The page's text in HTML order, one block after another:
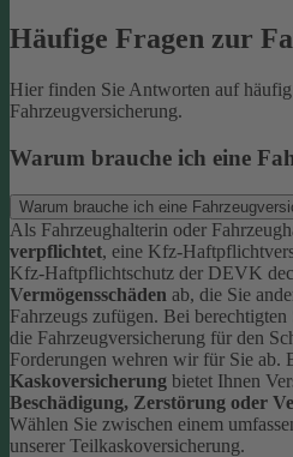
Häufige Fragen zur
Hier finden Sie Antworten auf
Fahrzeugversicherung.
Warum brauche ich eine
Warum brauche ich eine
Als Fahrzeughalterin oder
verpflichtet, eine Kfz-
Kfz-Haftpflichtschutz der DEVK
Vermögensschäden ab, die Sie
Fahrzeugs zufügen. Bei berechtigten
die Fahrzeugversicherung für den
Forderungen wehren wir für Sie ab.
Kaskoversicherung bietet Ihnen
Beschädigung, Zerstörung oder
Wählen Sie zwischen einem
unserer Teilkaskoversicherung.